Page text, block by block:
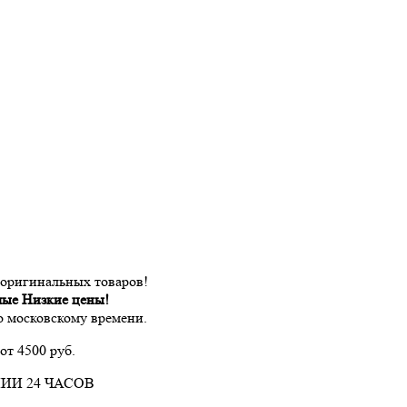
товаров!
Низкие цены!
московскому времени.
4500 руб.
24 ЧАСОВ